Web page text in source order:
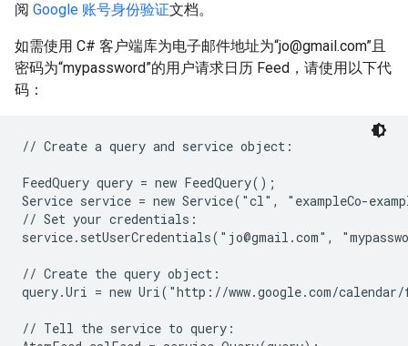
阅 Google 账号身份验证文档。
如需使用 C# 客户端库为电子邮件地址为“jo@gmail.com”且
密码为“mypassword”的用户请求日历 Feed，请使用以下代
码：
// Create a query and service object:
FeedQuery query = new FeedQuery();
Service service = new Service("cl", "exampleCo-
// Set your credentials:
service.setUserCredentials("jo@gmail.com",
// Create the query object:
query.Uri = new Uri("http://www.google.com/
// Tell the service to query: